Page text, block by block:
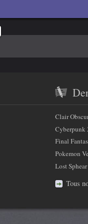
Titre
Clair
Cyberpunk
Final
Pokemon
Lost Sphear
Tous